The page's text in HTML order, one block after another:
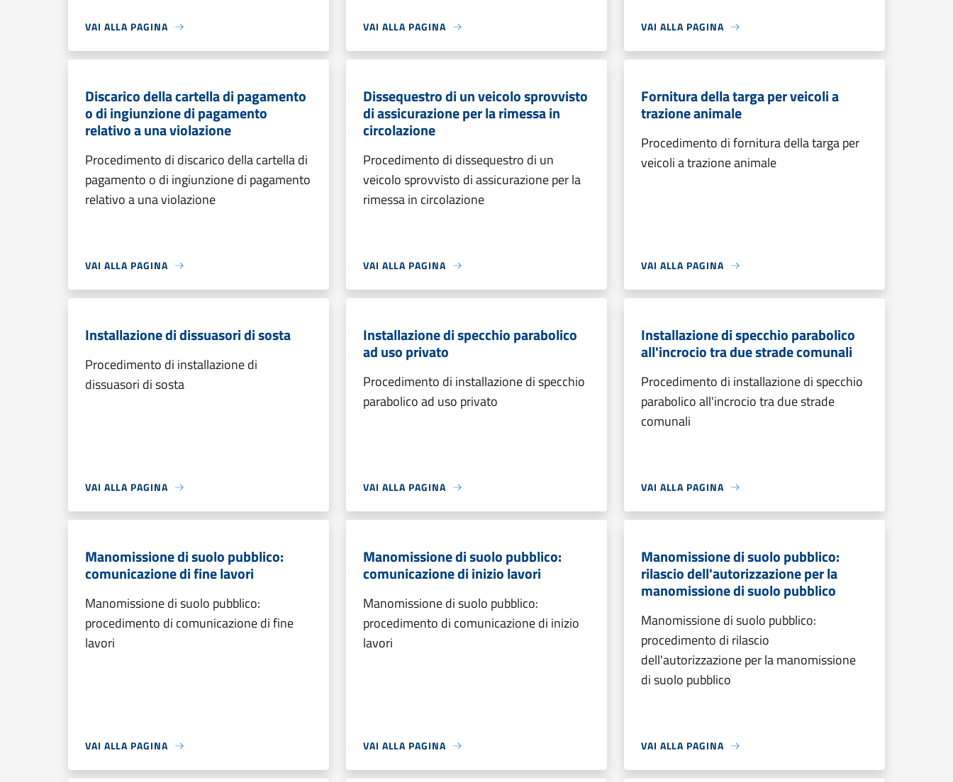
VAI ALLA PAGINA VAI ALLA PAGINA VAI ALLA PAGINA
Discarico della cartella di pagamento
o di ingiunzione di pagamento
relativo a una violazione
Procedimento di discarico della cartella di
pagamento o di ingiunzione di pagamento
relativo a una violazione
VAI ALLA PAGINA
Dissequestro di un veicolo sprovvisto
di assicurazione per la rimessa in
circolazione
Procedimento di dissequestro di un
veicolo sprovvisto di assicurazione per la
rimessa in circolazione
VAI ALLA PAGINA
Fornitura della targa per veicoli a
trazione animale
Procedimento di fornitura della targa per
veicoli a trazione animale
VAI ALLA PAGINA
Installazione di dissuasori di sosta
Procedimento di installazione di
dissuasori di sosta
VAI ALLA PAGINA
Installazione di specchio parabolico
ad uso privato
Procedimento di installazione di specchio
parabolico ad uso privato
VAI ALLA PAGINA
Installazione di specchio parabolico
all'incrocio tra due strade comunali
Procedimento di installazione di specchio
parabolico all'incrocio tra due strade
comunali
VAI ALLA PAGINA
Manomissione di suolo pubblico:
comunicazione di fine lavori
Manomissione di suolo pubblico:
procedimento di comunicazione di fine
lavori
VAI ALLA PAGINA
Manomissione di suolo pubblico:
comunicazione di inizio lavori
Manomissione di suolo pubblico:
procedimento di comunicazione di inizio
lavori
VAI ALLA PAGINA
Manomissione di suolo pubblico:
rilascio dell'autorizzazione per la
manomissione di suolo pubblico
Manomissione di suolo pubblico:
procedimento di rilascio
dell'autorizzazione per la manomissione
di suolo pubblico
VAI ALLA PAGINA